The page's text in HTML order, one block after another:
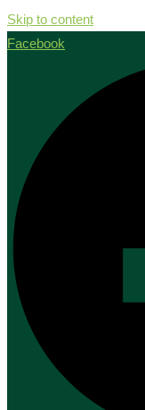
Skip to content
Facebook